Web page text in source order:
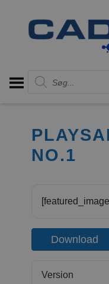
Products search
NO.1
Download
Version